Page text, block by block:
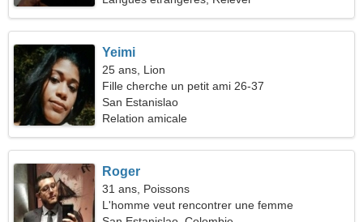
Yeimi
25 ans, Lion
Fille cherche un petit ami 26-37
San Estanislao
Relation amicale
Roger
31 ans, Poissons
L'homme veut rencontrer une femme